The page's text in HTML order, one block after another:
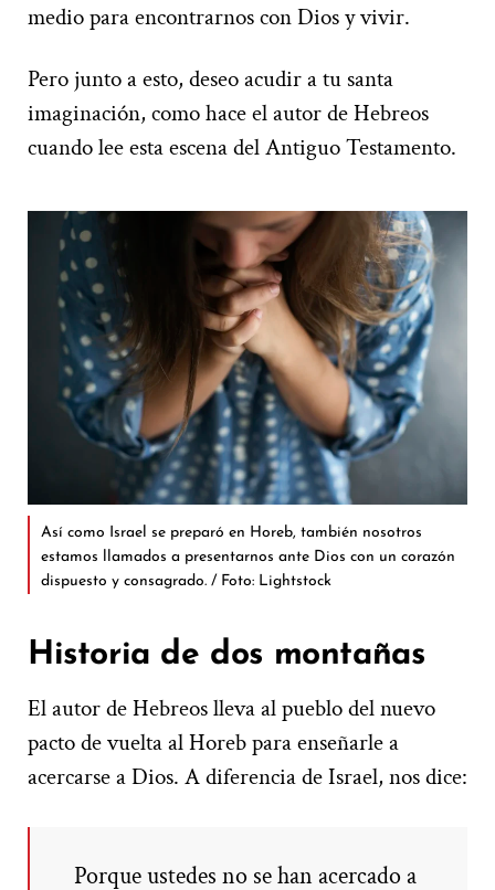
medio para encontrarnos con Dios y vivir.
Pero junto a esto, deseo acudir a tu santa
imaginación, como hace el autor de Hebreos
cuando lee esta escena del Antiguo Testamento.
Así como Israel se preparó en Horeb, también nosotros
estamos llamados a presentarnos ante Dios con un corazón
dispuesto y consagrado. / Foto: Lightstock
Historia de dos montañas
El autor de Hebreos lleva al pueblo del nuevo
pacto de vuelta al Horeb para enseñarle a
acercarse a Dios. A diferencia de Israel, nos dice:
Porque ustedes no se han acercado a